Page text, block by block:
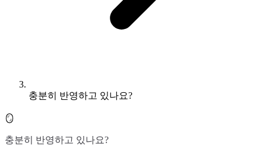
충분히 반영하고 있나요?
🪞
충분히 반영하고 있나요?